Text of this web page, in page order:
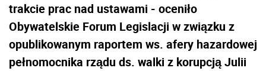
trakcie prac nad ustawami - oceniło
Obywatelskie Forum Legislacji w związku z
opublikowanym raportem ws. afery hazardowej
pełnomocnika rządu ds. walki z korupcją Julii